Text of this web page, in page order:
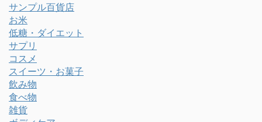
サンプル百貨店
お米
低糖・ダイエット
サプリ
コスメ
スイーツ・お菓子
飲み物
食べ物
雑貨